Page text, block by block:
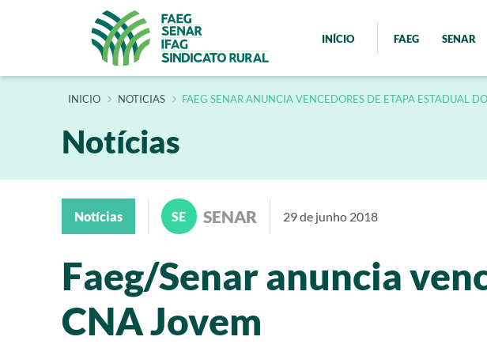
INÍCIO FAEG SENAR
INÍCIO NOTICIAS FAEG SENAR ANUNCIA VENCEDORES DE ETAPA ESTADUAL
Notícias
Notícias SE SENAR 29 de junho 2018
Faeg/Senar anuncia
CNA Jovem